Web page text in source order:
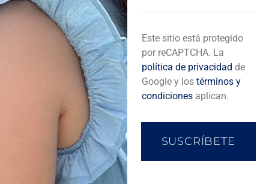
17,50
REF12,00
Este sitio está protegido
por reCAPTCHA. La
política de privacidad de
Google y los términos y
condicionesaplican.
SUSCRÍBETE